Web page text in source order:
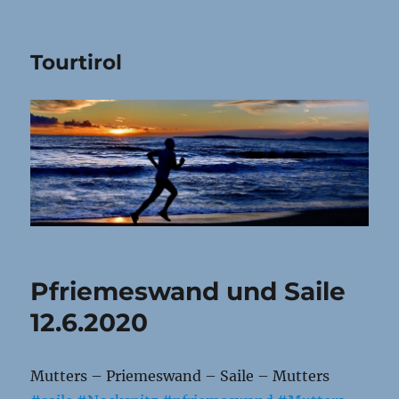
Tourtirol
Pfriemeswand und Saile
12.6.2020
Mutters – Priemeswand – Saile – Mutters